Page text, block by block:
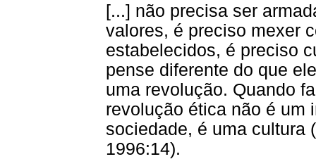
[...] não precisa ser
valores, é preciso mexer
estabelecidos, é preciso
pense diferente do que
uma revolução. Quando
revolução ética não é um
sociedade, é uma cultura
1996:14).